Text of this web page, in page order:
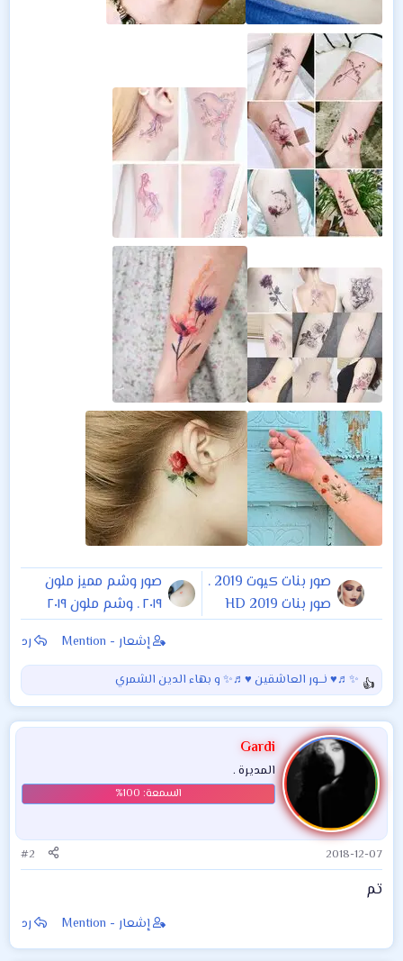
صور بنات كيوت 2019 .
صور بنات HD 2019
صور بنات عالية الدقة
للفيس 2019. صور
بنات للانستغرام
.2019 صور بنات
للمنتديات 2019. صور
بنات ممي
صور وشم مميز ملون
٢٠١٩ . وشم ملون ٢٠١٩
وشم للشابات بشكل
سمك وشم بشكل
سمكةً .
إشعار - Mention رد
ا
ل
ت
ف
ا
ع
ل
ا
ت
:
✨♬♥ نـــور العاشقين ♥♬✨ و بهاء الدين الشمري
Gardi
المديرة .
2018-12-07
#2
تم
إشعار - Mention رد